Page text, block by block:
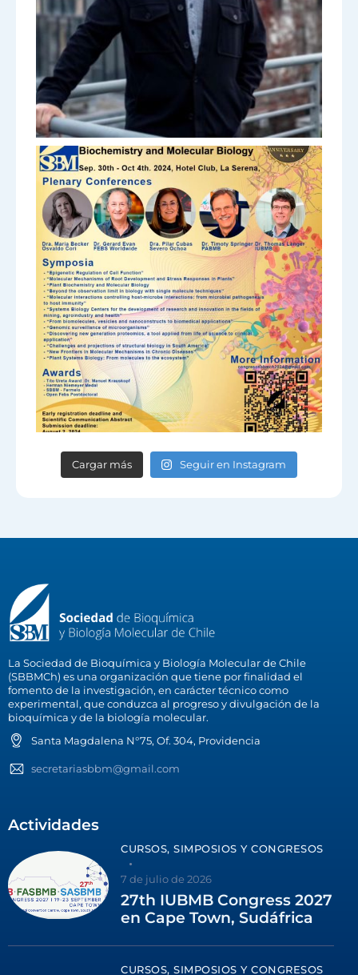
Cargar más Seguir en Instagram
La Sociedad de Bioquímica y Biología Molecular de Chile
(SBBMCh) es una organización que tiene por finalidad el
fomento de la investigación, en carácter técnico como
experimental, que conduzca al progreso y divulgación de la
bioquímica y de la biología molecular.
Santa Magdalena N°75, Of. 304, Providencia
secretariasbbm@gmail.com
Actividades
CURSOS, SIMPOSIOS Y CONGRESOS
7 de julio de 2026
27th IUBMB Congress 2027
en Cape Town, Sudáfrica
CURSOS, SIMPOSIOS Y CONGRESOS